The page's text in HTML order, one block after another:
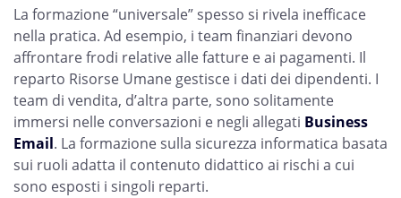
La formazione “universale” spesso si rivela inefficace
nella pratica. Ad esempio, i team finanziari devono
affrontare frodi relative alle fatture e ai pagamenti. Il
reparto Risorse Umane gestisce i dati dei dipendenti. I
team di vendita, d’altra parte, sono solitamente
immersi nelle conversazioni e negli allegati Business
Email. La formazione sulla sicurezza informatica basata
sui ruoli adatta il contenuto didattico ai rischi a cui
sono esposti i singoli reparti.